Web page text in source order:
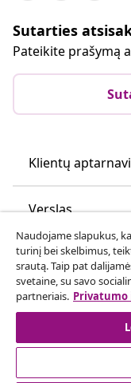
Sutarties
Pateikite prašymą
Klientų
Verslas
vidaXL
Atraskite
Naudojame slapukus,
turinį bei skelbimus,
srautą. Taip pat
svetaine, su savo
partneriais. Privatumo